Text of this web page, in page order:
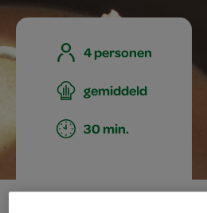
4 personen
gemiddeld
30 min.